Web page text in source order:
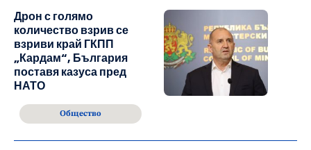
Дрон с голямо
количество взрив се
взриви край ГКПП
„Кардам“, България
поставя казуса пред
НАТО
Общество